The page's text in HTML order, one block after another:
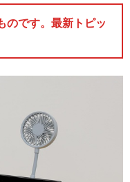
のです。最新トピッ